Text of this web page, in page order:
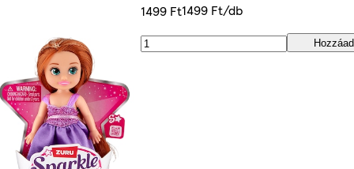
1499 Ft1499 Ft/db
Hozzáad